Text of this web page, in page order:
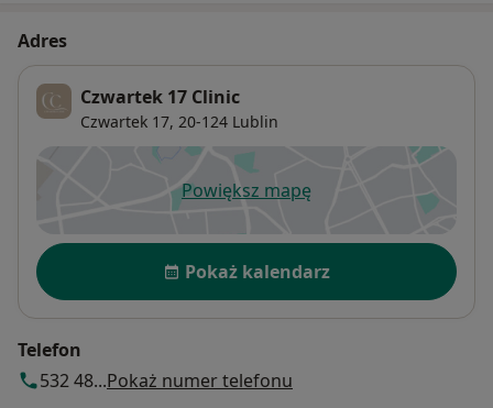
Adres
Czwartek 17 Clinic
Czwartek 17, 20-124 Lublin
Powiększ mapęotwiera się w nowej karcie
Dostępność
Pokaż kalendarz
Telefon
532 48...Pokaż numer telefonu